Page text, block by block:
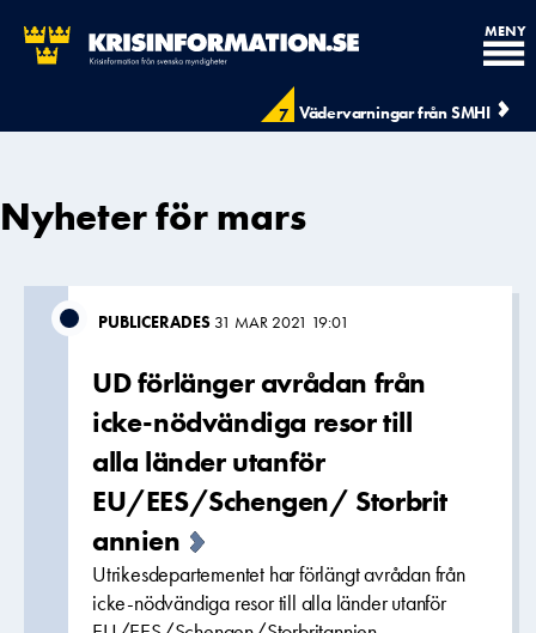
7 Vädervarningar från SMHI
MENY
Nyheter för mars
PUBLICERADES 31 MAR 2021 19:01
UD förlänger avrådan från
icke-nödvändiga resor till
alla länder utanför
EU/EES/Schengen/ Storbrit
annien
Utrikesdepartementet har förlängt avrådan från
icke-nödvändiga resor till alla länder utanför